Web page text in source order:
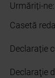
Urmăriți-ne:
Casetă
Declarație
Declaraţie